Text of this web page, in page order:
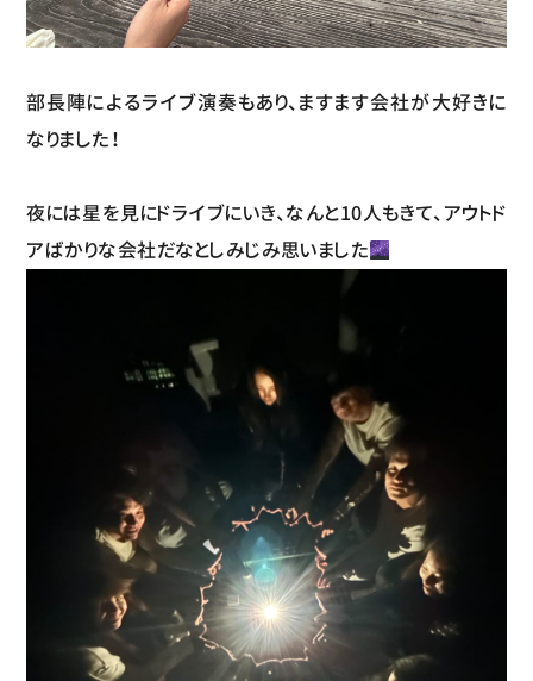
部長陣によるライブ演奏もあり、ますます会社が大好きに
なりました！
夜には星を見にドライブにいき、なんと10人もきて、アウトド
アばかりな会社だなとしみじみ思いました